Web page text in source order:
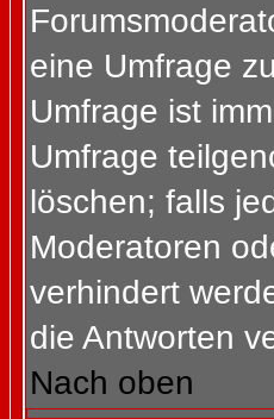
eine Umfrage
Umfrage ist
Umfrage
löschen; falls
Moderatoren
verhindert
die Antworten
Nach oben